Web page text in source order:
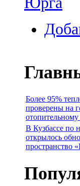
Более 95%
проверены на
отопительному
В Кузбассе по
открылось
пространство